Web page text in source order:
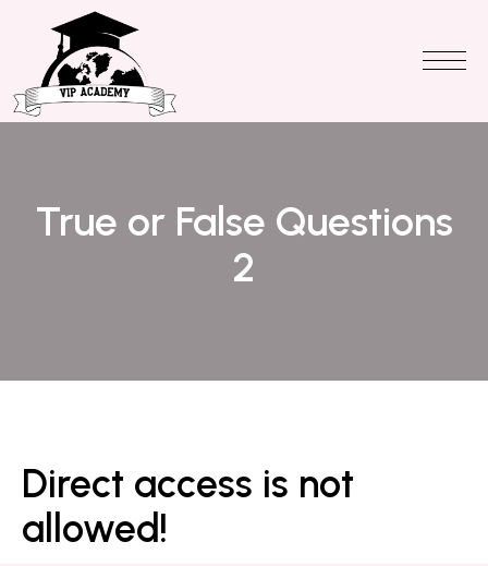
True or False Questions
2
Direct access is not
allowed!